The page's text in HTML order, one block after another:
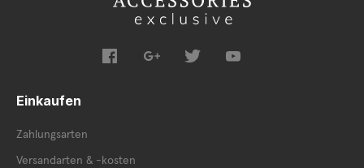
Einkaufen
Zahlungsarten
Versandarten & -kosten